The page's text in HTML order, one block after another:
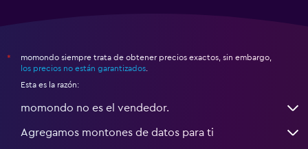
*
momondo siempre trata de obtener precios exactos, sin embargo,
los precios no están garantizados
Esta es la razón:
momondo no es el vendedor.
Agregamos montones de datos para ti